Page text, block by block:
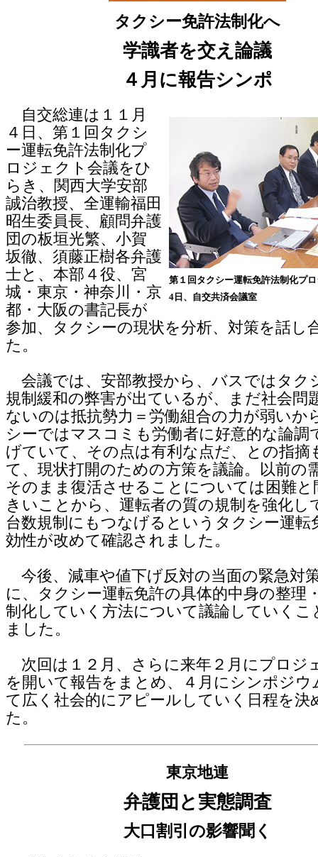
タクシー免許法制化へ
学識者を交え論議
４月に報告シンポ
第１回タクシー運転免許法制化プ
4日、自交共済会議室
自交総連は１１月
４日、第１回タクシ
ー運転免許法制化プ
ロジェクト会議をひ
らき、関西大学安部
誠治教授、全運輸福田
昭生委員長、顧問弁護
団の板垣光繁、小賀
坂徹、須藤正樹各弁護
士と、本部４役、宮
城・東京・神奈川・京
都・大阪の書記長が
参加、タクシーの現状を分析、対策を話し
た。
会議では、安部教授から、バスではタク
規制緩和の弊害が出ているが、まだ社会問
ないのは抵抗勢力＝労働組合の力が弱いか
シーではマスコミも労働者に好意的な論調
げていて、その点は有利な点だ、との指摘
て、現状打開のための方策を議論。以前の
そのまま復活させることについては困難と
きいことから、運転者の質の規制を強化し
台数規制にもつなげるというタクシー運転
効性が改めて確認されました。
今後、減車や値下げ反対の当面の緊急対
に、タクシー運転免許の具体的中身の整理
制化していく方法について議論していくこ
ました。
次回は１２月、さらに来年２月にプロジ
を開いて報告をまとめ、４月にシンポジウ
て広く社会的にアピールしていく日程を決
た。
東京地連
弁護団と実態調査
大口割引の影響聞く